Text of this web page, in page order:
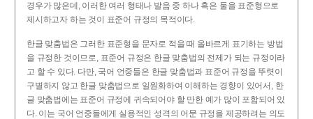
경우가 많은데, 이러한 여러 형태나 발음 중 하나 혹은 둘을 표준형으로
제시하고자 하는 것이 표준어 규정의 목적이다.
한글 맞춤법은 그러한 표준형을 문자로 적을 때 올바르게 표기하는 방법
을 규정한 것이므로, 표준어 규정은 한글 맞춤법의 전제가 되는 규정이라
고 할 수 있다. 다만, 국어 언중들은 한글 맞춤법과 표준어 규정을 뚜렷이
구별하지 않고 한글 맞춤법으로 일원화하여 이해하는 경향이 있어서, 한
글 맞춤법에는 표준어 규정에 귀속되어야 할 만한 예가 많이 포함되어 있
다. 이는 국어 언중들에게 실용적인 성격의 어문 규정을 제공하려는 의도